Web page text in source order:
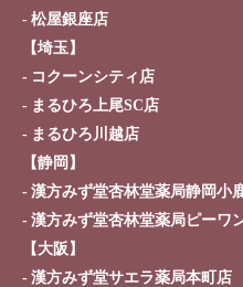
松屋銀座店
【埼玉】
コクーンシティ店
まるひろ上尾SC店
まるひろ川越店
【静岡】
漢方みず堂杏林堂薬局静岡小
漢方みず堂杏林堂薬局ピーワ
【大阪】
漢方みず堂サエラ薬局本町店